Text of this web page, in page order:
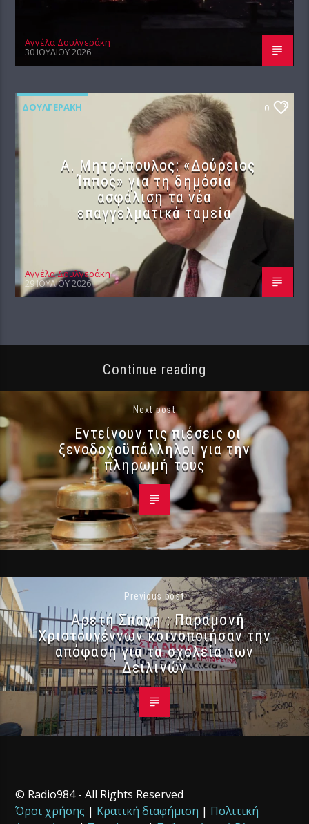
Αγγέλα Δουλγεράκη
30 ΙΟΥΛΊΟΥ 2026
ΔΟΥΛΓΕΡΆΚΗ 0
Α. Μητρόπουλος: «Δούρειος
Ίππος» για τη δημόσια
ασφάλιση τα νέα
επαγγελματικά ταμεία
Αγγέλα Δουλγεράκη
29 ΙΟΥΛΊΟΥ 2026
Continue reading
Next post
Εντείνουν τις πιέσεις οι
ξενοδοχοϋπάλληλοι για την
πληρωμή τους
Previous post
Αρετή Σπαχή : Παραμονή
Χριστουγέννων κοινοποιήσαν την
απόφαση για τα σχολεία των
Δειλινών
© Radio984 - All Rights Reserved
Όροι χρήσης | Κρατική διαφήμιση | Πολιτική